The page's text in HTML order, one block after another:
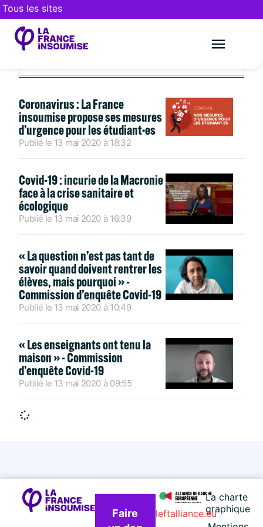
Tous les sites
MAI 13, 2020
Coronavirus : La France
insoumise propose ses mesures
d’urgence pour les étudiant·es
Publié le 13 mai 2020 à 18:32
Covid-19 : incurie de la Macronie
face à la crise sanitaire et
écologique
Publié le 13 mai 2020 à 16:39
« La question n’est pas tant de
savoir quand doivent rentrer les
élèves, mais pourquoi » -
Commission d’enquête Covid-19
Publié le 13 mai 2020 à 10:49
« Les enseignants ont tenu la
maison » - Commission
d’enquête Covid-19
Publié le 13 mai 2020 à 09:55
Faire
La charte
graphique
leftalliance.eu